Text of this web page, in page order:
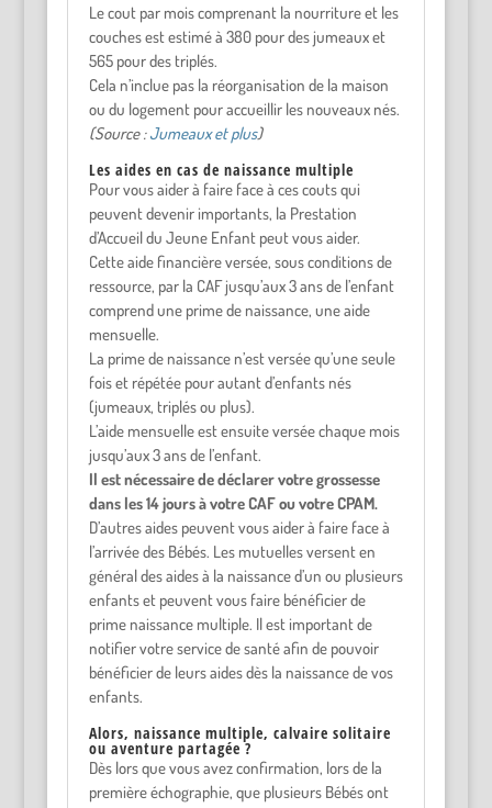
Le cout par mois comprenant la nourriture et les
couches est estimé à 380 pour des jumeaux et
565 pour des triplés.
Cela n’inclue pas la réorganisation de la maison
ou du logement pour accueillir les nouveaux nés.
(Source :Jumeaux et plus)
Les aides en cas de naissance multiple
Pour vous aider à faire face à ces couts qui
peuvent devenir importants, la Prestation
d’Accueil du Jeune Enfant peut vous aider.
Cette aide financière versée, sous conditions de
ressource, par la CAF jusqu’aux 3 ans de l’enfant
comprend une prime de naissance, une aide
mensuelle.
La prime de naissance n’est versée qu’une seule
fois et répétée pour autant d’enfants nés
(jumeaux, triplés ou plus).
L’aide mensuelle est ensuite versée chaque mois
jusqu’aux 3 ans de l’enfant.
Il est nécessaire de déclarer votre grossesse
dans les 14 jours à votre CAF ou votre CPAM.
D’autres aides peuvent vous aider à faire face à
l’arrivée des Bébés. Les mutuelles versent en
général des aides à la naissance d’un ou plusieurs
enfants et peuvent vous faire bénéficier de
prime naissance multiple. Il est important de
notifier votre service de santé afin de pouvoir
bénéficier de leurs aides dès la naissance de vos
enfants.
Alors, naissance multiple, calvaire solitaire
ou aventure partagée ?
Dès lors que vous avez confirmation, lors de la
première échographie, que plusieurs Bébés ont